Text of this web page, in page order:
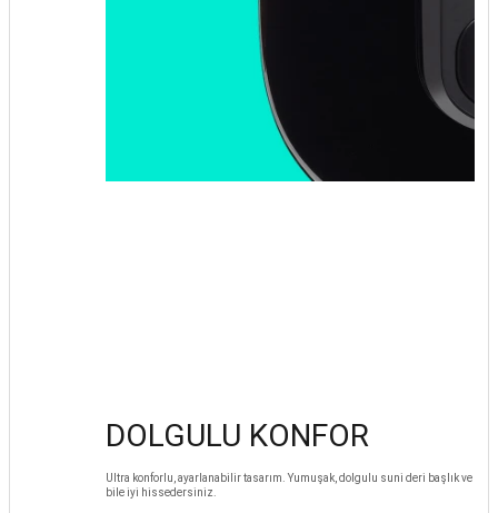
DOLGULU KONFOR
Ultra konforlu, ayarlanabilir tasarım. Yumuşak, dolgulu suni deri başlık ve
bile iyi hissedersiniz.